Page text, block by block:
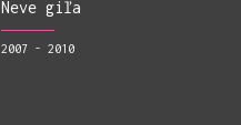
Neve giľa
2007 - 2010